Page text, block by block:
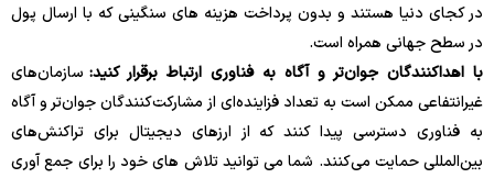
در کجای دنیا هستند و بدون پرداخت هزینه های سنگینی که با ارسال پول
در سطح جهانی همراه است.
با اهداکنندگان جوان‌تر و آگاه به فناوری ارتباط برقرار کنید: سازمان‌های
غیرانتفاعی ممکن است به تعداد فزاینده‌ای از مشارکت‌کنندگان جوان‌تر و آگاه
به فناوری دسترسی پیدا کنند که از ارزهای دیجیتال برای تراکنش‌های
بین‌المللی حمایت می‌کنند. شما می توانید تلاش های خود را برای جمع آوری